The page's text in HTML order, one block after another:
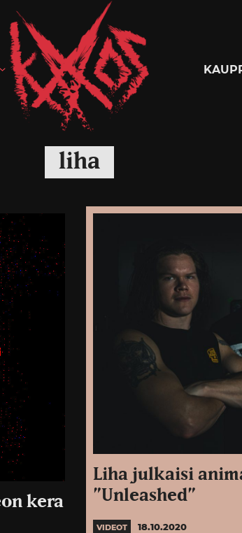
Kaaoszine
liha
kera
Liha julkaisi
”Unleashed”
VIDEOT 18.10.2020